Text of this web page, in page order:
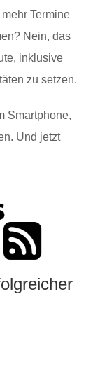
Termine
Nein, das
inklusive
zu setzen.
Smartphone,
Und jetzt